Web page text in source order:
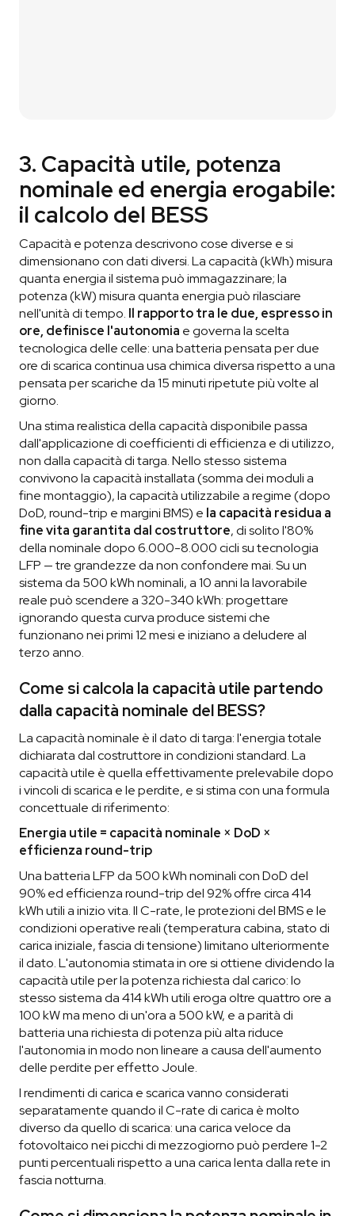
3. Capacità utile, potenza
nominale ed energia erogabile:
il calcolo del BESS
Capacità e potenza descrivono cose diverse e si
dimensionano con dati diversi. La capacità (kWh) misura
quanta energia il sistema può immagazzinare; la
potenza (kW) misura quanta energia può rilasciare
nell'unità di tempo. Il rapporto tra le due, espresso in
ore, definisce l'autonomia e governa la scelta
tecnologica delle celle: una batteria pensata per due
ore di scarica continua usa chimica diversa rispetto a una
pensata per scariche da 15 minuti ripetute più volte al
giorno.
Una stima realistica della capacità disponibile passa
dall'applicazione di coefficienti di efficienza e di utilizzo,
non dalla capacità di targa. Nello stesso sistema
convivono la capacità installata (somma dei moduli a
fine montaggio), la capacità utilizzabile a regime (dopo
DoD, round-trip e margini BMS) e la capacità residua a
fine vita garantita dal costruttore, di solito l'80%
della nominale dopo 6.000-8.000 cicli su tecnologia
LFP — tre grandezze da non confondere mai. Su un
sistema da 500 kWh nominali, a 10 anni la lavorabile
reale può scendere a 320-340 kWh: progettare
ignorando questa curva produce sistemi che
funzionano nei primi 12 mesi e iniziano a deludere al
terzo anno.
Come si calcola la capacità utile partendo
dalla capacità nominale del BESS?
La capacità nominale è il dato di targa: l'energia totale
dichiarata dal costruttore in condizioni standard. La
capacità utile è quella effettivamente prelevabile dopo
i vincoli di scarica e le perdite, e si stima con una formula
concettuale di riferimento:
Energia utile = capacità nominale × DoD ×
efficienza round-trip
Una batteria LFP da 500 kWh nominali con DoD del
90% ed efficienza round-trip del 92% offre circa 414
kWh utili a inizio vita. Il C-rate, le protezioni del BMS e le
condizioni operative reali (temperatura cabina, stato di
carica iniziale, fascia di tensione) limitano ulteriormente
il dato. L'autonomia stimata in ore si ottiene dividendo la
capacità utile per la potenza richiesta dal carico: lo
stesso sistema da 414 kWh utili eroga oltre quattro ore a
100 kW ma meno di un'ora a 500 kW, e a parità di
batteria una richiesta di potenza più alta riduce
l'autonomia in modo non lineare a causa dell'aumento
delle perdite per effetto Joule.
I rendimenti di carica e scarica vanno considerati
separatamente quando il C-rate di carica è molto
diverso da quello di scarica: una carica veloce da
fotovoltaico nei picchi di mezzogiorno può perdere 1-2
punti percentuali rispetto a una carica lenta dalla rete in
fascia notturna.